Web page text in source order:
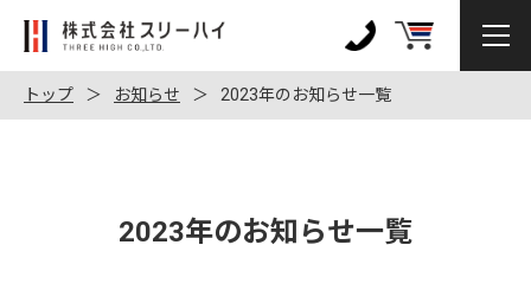
株
会
社
972-
128
トップ お知らせ 2023年のお知らせ一覧
2023年のお知らせ一覧